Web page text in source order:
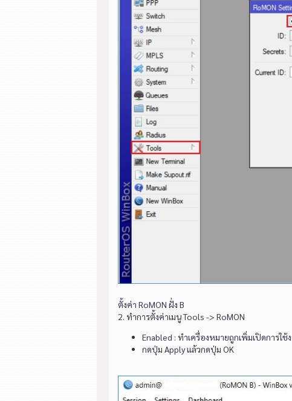
ตั้งค่า RoMON ฝั่ง B
2. ทำการตั้งค่าเมนู Tools -> RoMON
Enabled : ทำเครื่องหมายถูกเพิ่มเปิดการใช้
กดปุ่ม Apply แล้วกดปุ่ม OK